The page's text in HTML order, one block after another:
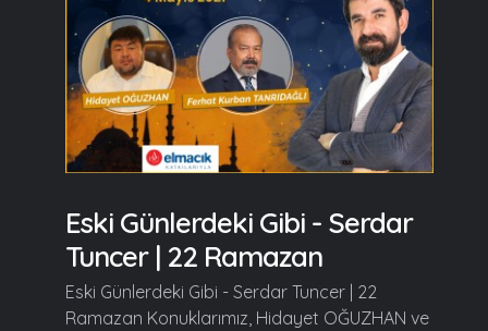
Eski Günlerdeki Gibi - Serdar
Tuncer | 22 Ramazan
Eski Günlerdeki Gibi - Serdar Tuncer | 22
Ramazan Konuklarımız, Hidayet OĞUZHAN ve